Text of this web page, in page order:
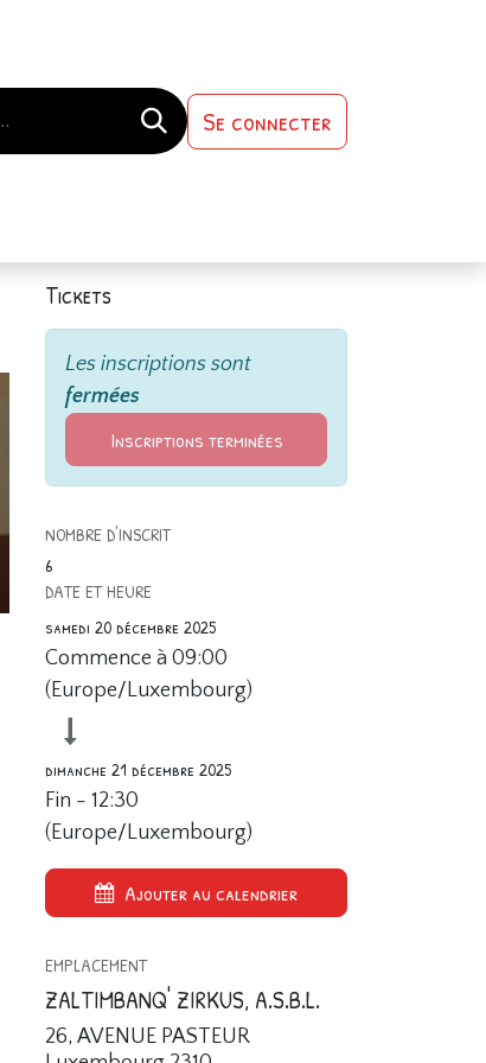
Se connecter
Tickets
Les inscriptions sont
fermées
Inscriptions terminées
NOMBRE D'INSCRIT
6
DATE ET HEURE
samedi 20 décembre 2025
Commence à 09:00
(Europe/Luxembourg)
dimanche 21 décembre 2025
Fin - 12:30
(Europe/Luxembourg)
Ajouter au calendrier
EMPLACEMENT
ZALTIMBANQ' ZIRKUS, A.S.B.L.
26, AVENUE PASTEUR